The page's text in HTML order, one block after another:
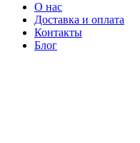
О нас
Доставка и оплата
Контакты
Блог